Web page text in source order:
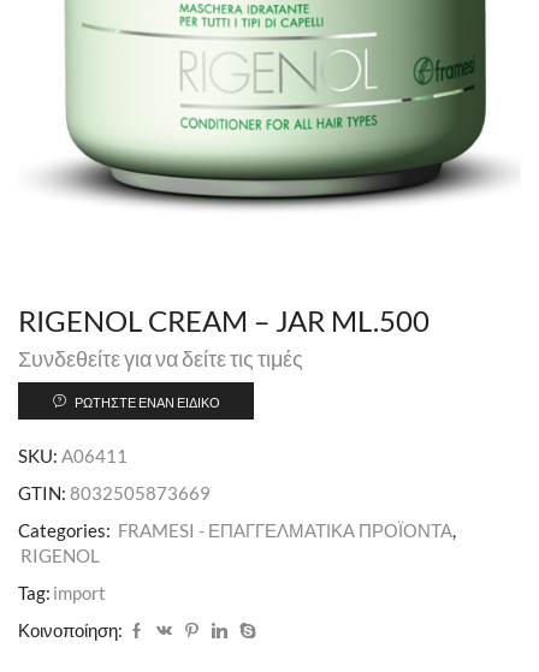
RIGENOL CREAM – JAR ML.500
Συνδεθείτε για να δείτε τις τιμές
ΡΩΤΉΣΤΕ ΈΝΑΝ ΕΙΔΙΚΌ
SKU: A06411
GTIN: 8032505873669
Categories: FRAMESI - ΕΠΑΓΓΕΛΜΑΤΙΚΑ ΠΡΟΪΟΝΤΑ,
RIGENOL
Tag: import
Κοινοποίηση: